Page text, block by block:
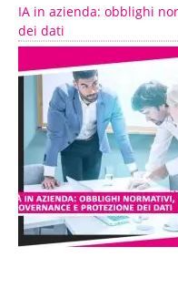
IA in azienda: obblighi
dei dati